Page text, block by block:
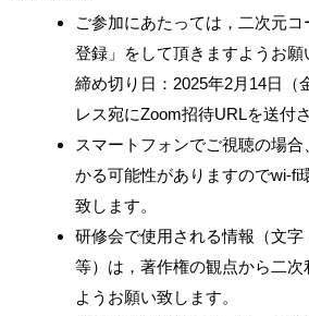
ご参加にあたっては，二次元
登録」をして頂きますようお
締め切り日：2025年2月14日（
レス宛にZoom招待URLを送付
スマートフォンでご視聴の場
かる可能性がありますのでwi-fi
致します。
研修会で使用される情報（文字
等）は，著作権の観点から二
ようお願い致します。